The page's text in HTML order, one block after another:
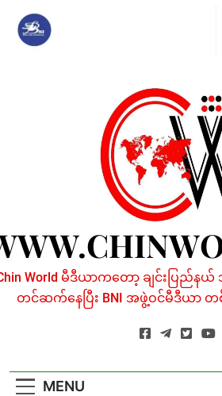
content
World မီဒီယာကတော့ ချင်းပြည်န
တင်ဆက်နေပြီး BNI အဖွဲ့ဝင်မီဒီယာ
MENU